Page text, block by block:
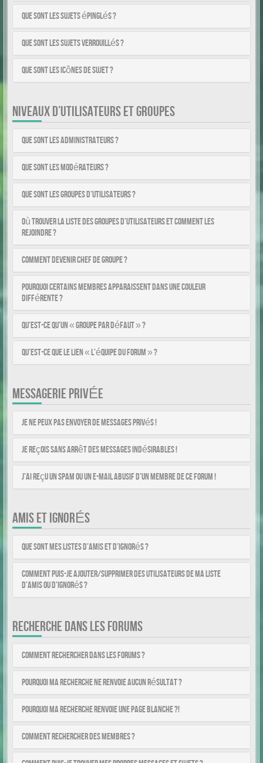
Que sont les sujets épinglés ?
Que sont les sujets verrouillés ?
Que sont les icônes de sujet ?
NIVEAUX D’UTILISATEURS ET GROUPES
Que sont les administrateurs ?
Que sont les modérateurs ?
Que sont les groupes d’utilisateurs ?
Où trouver la liste des groupes d’utilisateurs et comment les
rejoindre ?
Comment devenir chef de groupe ?
Pourquoi certains membres apparaissent dans une couleur
différente ?
Qu’est-ce qu’un « Groupe par défaut » ?
Qu’est-ce que le lien « L’équipe du forum » ?
MESSAGERIE PRIVÉE
Je ne peux pas envoyer de messages privés !
Je reçois sans arrêt des messages indésirables !
J’ai reçu un spam ou un e-mail abusif d’un membre de ce forum !
AMIS ET IGNORÉS
Que sont mes listes d’amis et d’ignorés ?
Comment puis-je ajouter/supprimer des utilisateurs de ma liste
d’amis ou d’ignorés ?
RECHERCHE DANS LES FORUMS
Comment rechercher dans les forums ?
Pourquoi ma recherche ne renvoie aucun résultat ?
Pourquoi ma recherche renvoie une page blanche ?!
Comment rechercher des membres ?